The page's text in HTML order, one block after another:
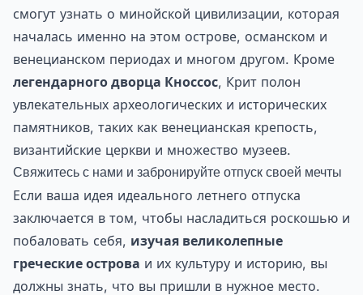
смогут узнать о минойской цивилизации, которая
началась именно на этом острове, османском и
венецианском периодах и многом другом. Кроме
легендарного дворца Кноссос, Крит полон
увлекательных археологических и исторических
памятников, таких как венецианская крепость,
византийские церкви и множество музеев.
Свяжитесь с нами и забронируйте отпуск своей мечты
Если ваша идея идеального летнего отпуска
заключается в том, чтобы насладиться роскошью и
побаловать себя, изучая великолепные
греческие острова и их культуру и историю, вы
должны знать, что вы пришли в нужное место.